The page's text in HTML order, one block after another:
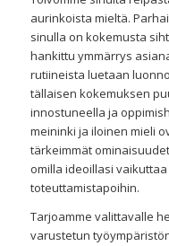
aurinkoista mieltä.
sinulla on kokemusta
hankittu ymmärrys
rutiineista luetaan
tällaisen kokemuksen
innostuneella ja
meininki ja iloinen mieli
tärkeimmät
omilla ideoillasi
toteuttamistapoihin.
Tarjoamme valittavalle
varustetun